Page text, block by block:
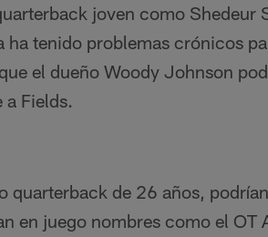
joven como Shedeur
tenido problemas crónicos
el dueño Woody Johnson
Fields.
quarterback de 26 años,
en juego nombres como el OT